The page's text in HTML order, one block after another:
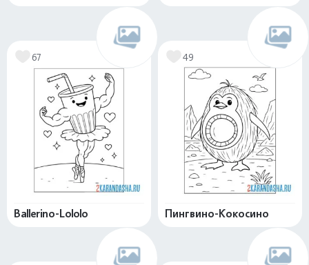
67
Ballerino-Lololo
49
Пингвино-Кокосино